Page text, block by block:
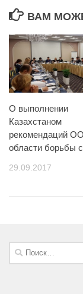
ВАМ
О выполнении
Казахстаном
рекомендаций
области борьбы
29.09.2017
Найти: